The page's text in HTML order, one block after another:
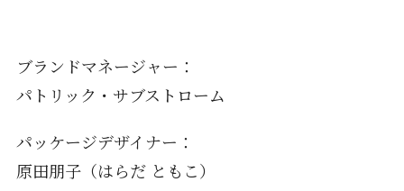
ブランドマネージャー：
パトリック・サブストローム
パッケージデザイナー：
原田朋子（はらだ ともこ）